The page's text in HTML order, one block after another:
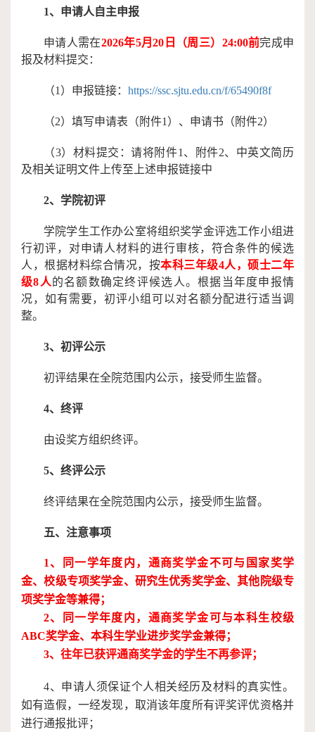
1、 申请人自主申报
申请人需在2026年5月20 日（周 三） 24:00前完成申
报及材料提交：
（1） 申报链接： https://ssc.sjtu.edu.cn/f/65490f8f
（2） 填写申请表（附件1）、申请书（附件2）
（3） 材料提交：请将附件1、附件2、 中英文简历
及相关证明文件上传至上述申报链接中
2、学院初评
学院学生工作办公室将组织奖学金评选工作小组进
行初评，对申请人材料的进行审核，符合条件的候选
人，根据材料综合情况，按本科三年级4人，硕士二年
级8人的名额数确定终评候选人。根据当年度申报情
况，如有需要，初评小组可以对名额分配进行适当调
整。
3、初评公示
初评结果在全院范围内公示，接受师生监督。
4、终评
由设奖方组织终评。
5、终评公示
终评结果在全院范围内公示，接受师生监督。
五、注意事项
1、同一学年度内， 通商奖学金不可与国家奖学
金、校级专项奖学金、研究生优秀奖学金、其他院级专
项奖学金等兼得；
2、同一学年度内， 通商奖学金可与本科生校级
ABC奖学金、本科生学业进步奖学金兼得；
3、 往年已获评通商奖学金的学生不再参评；
4、申请人须保证个人相关经历及材料的真实性。
如有造假，一经发现，取消该年度所有评奖评优资格并
进行通报批评；